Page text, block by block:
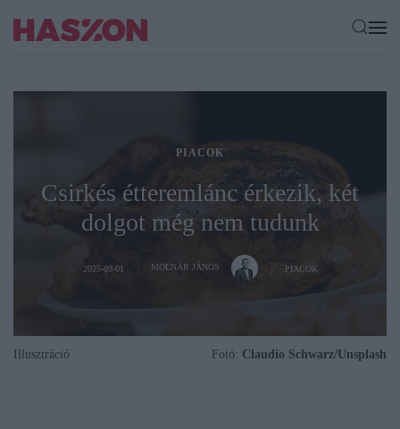
PIACOK
Csirkés étteremlánc érkezik, két
dolgot még nem tudunk
2025-09-01 MOLNÁR JÁNOS PIACOK
Illusztráció Fotó: Claudio Schwarz/Unsplash